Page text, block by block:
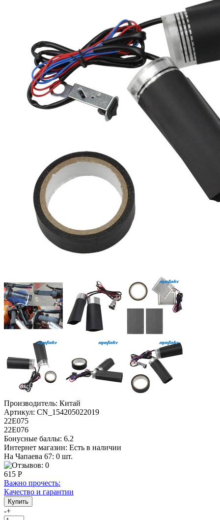
Производитель: Китай
Артикул: CN_154205022019
22Е075
22Е076
Бонусные баллы: 6.2
Интернет магазин: Есть в наличии
На Чапаева 67: 0 шт.
615 Р
Важно прочесть:
Качество и гарантии
-+